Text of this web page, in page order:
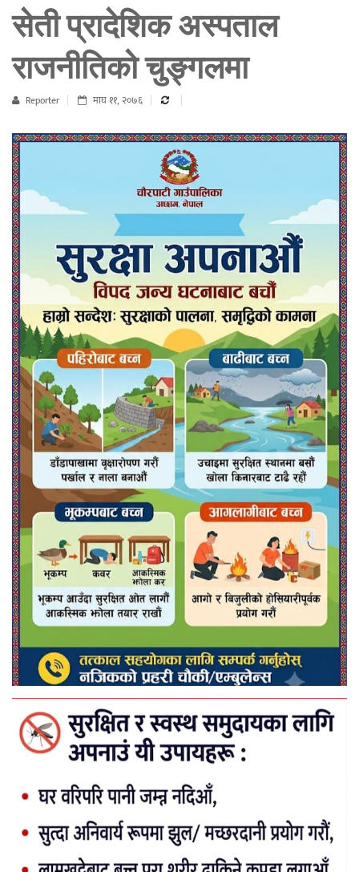
सेती प्रादेशिक अस्पताल
राजनीतिको चुङ्गलमा
Reporter माघ ११, २०७६